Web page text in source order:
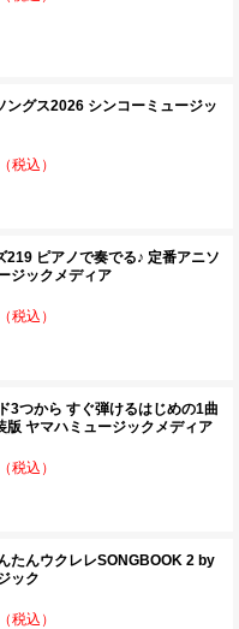
ングス2026 シンコーミュージッ
（税込）
219 ピアノで奏でる♪ 定番アニソ
ジックメディア
（税込）
3つから すぐ弾けるはじめの1曲
版 ヤマハミュージックメディア
（税込）
たんウクレレSONGBOOK 2 by
ック
（税込）